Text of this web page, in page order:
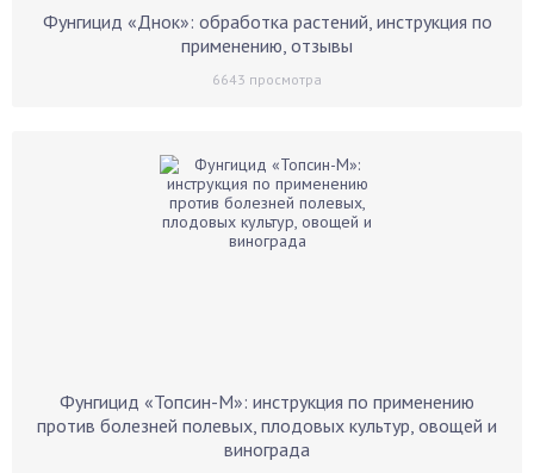
Фунгицид «Днок»: обработка растений, инструкция по
применению, отзывы
6643 просмотра
Фунгицид «Топсин-М»: инструкция по применению
против болезней полевых, плодовых культур, овощей и
винограда